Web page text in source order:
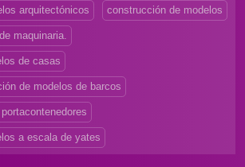
arquitectónicos construcción de modelos
maquinaria.
de casas
de modelos de barcos
a escala de yates